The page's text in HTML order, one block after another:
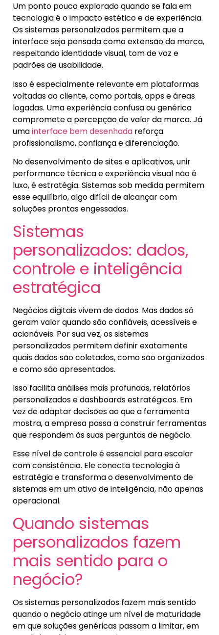
Um ponto pouco explorado quando se fala em
tecnologia é o impacto estético e de experiência.
Os sistemas personalizados permitem que a
interface seja pensada como extensão da marca,
respeitando identidade visual, tom de voz e
padrões de usabilidade.
Isso é especialmente relevante em plataformas
voltadas ao cliente, como portais, apps e áreas
logadas. Uma experiência confusa ou genérica
compromete a percepção de valor da marca. Já
umainterface bem desenhada reforça
profissionalismo, confiança e diferenciação.
No desenvolvimento de sites e aplicativos, unir
performance técnica e experiência visual não é
luxo, é estratégia. Sistemas sob medida permitem
esse equilíbrio, algo difícil de alcançar com
soluções prontas engessadas.
Sistemas
personalizados: dados,
controle e inteligência
estratégica
Negócios digitais vivem de dados. Mas dados só
geram valor quando são confiáveis, acessíveis e
acionáveis. Por sua vez, os sistemas
personalizados permitem definir exatamente
quais dados são coletados, como são organizados
e como são apresentados.
Isso facilita análises mais profundas, relatórios
personalizados e dashboards estratégicos. Em
vez de adaptar decisões ao que a ferramenta
mostra, a empresa passa a construir ferramentas
que respondem às suas perguntas de negócio.
Esse nível de controle é essencial para escalar
com consistência. Ele conecta tecnologia à
estratégia e transforma o desenvolvimento de
sistemas em um ativo de inteligência, não apenas
operacional.
Quando sistemas
personalizados fazem
mais sentido para o
negócio?
Os sistemas personalizados fazem mais sentido
quando o negócio atinge um nível de maturidade
em que soluções genéricas passam a limitar, em